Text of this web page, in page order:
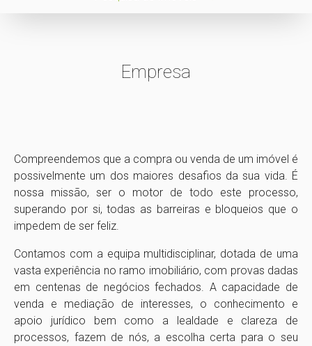
Empresa
Compreendemos que a compra ou venda de um imóvel é
possivelmente um dos maiores desafios da sua vida. É
nossa missão, ser o motor de todo este processo,
superando por si, todas as barreiras e bloqueios que o
impedem de ser feliz.
Contamos com a equipa multidisciplinar, dotada de uma
vasta experiência no ramo imobiliário, com provas dadas
em centenas de negócios fechados. A capacidade de
venda e mediação de interesses, o conhecimento e
apoio jurídico bem como a lealdade e clareza de
processos, fazem de nós, a escolha certa para o seu